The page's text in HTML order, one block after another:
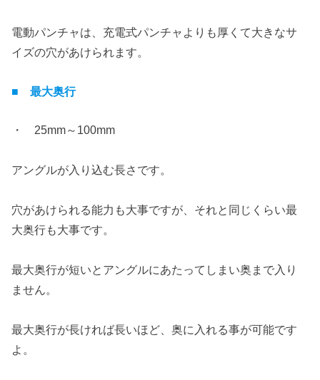
電動パンチャは、充電式パンチャよりも厚くて大きなサ
イズの穴があけられます。
■ 最大奥行
・ 25mm～100mm
アングルが入り込む長さです。
穴があけられる能力も大事ですが、それと同じくらい最
大奥行も大事です。
最大奥行が短いとアングルにあたってしまい奥まで入り
ません。
最大奥行が長ければ長いほど、奥に入れる事が可能です
よ。